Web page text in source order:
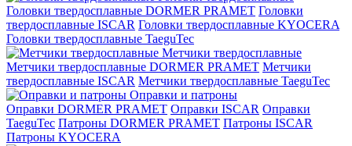
Головки твердосплавные DORMER PRAMET Головки
твердосплавные ISCAR Головки твердосплавные KYOCERA
Головки твердосплавные TaeguTec
Метчики твердосплавные
Метчики твердосплавные DORMER PRAMET Метчики
твердосплавные ISCAR Метчики твердосплавные TaeguTec
Оправки и патроны
Оправки DORMER PRAMET Оправки ISCAR Оправки
TaeguTec Патроны DORMER PRAMET Патроны ISCAR
Патроны KYOCERA